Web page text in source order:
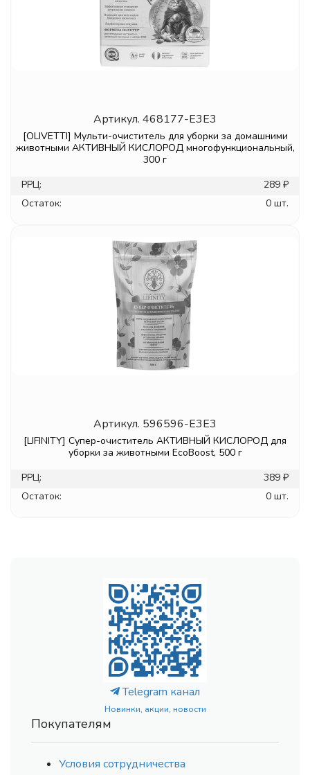
Артикул. 468177-E3E3
[OLIVETTI] Мульти-очиститель для уборки за домашними
животными АКТИВНЫЙ КИСЛОРОД многофункциональный,
300 г
РРЦ:
289 ₽
Остаток:
0 шт.
Артикул. 596596-E3E3
[LIFINITY] Супер-очиститель АКТИВНЫЙ КИСЛОРОД для
уборки за животными EcoBoost, 500 г
РРЦ:
389 ₽
Остаток:
0 шт.
Telegram канал
Новинки, акции, новости
Покупателям
Условия сотрудничества